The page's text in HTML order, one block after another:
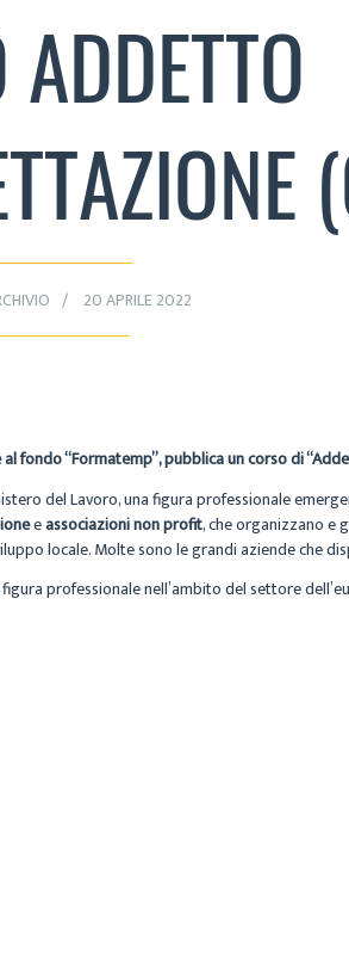
20 APRILE 2022
fondo “Formatemp”, pubblica un corso di
del Lavoro, una figura professionale
eassociazioni non profit, che organizzano e
locale. Molte sono le grandi aziende che
professionale nell’ambito del settore